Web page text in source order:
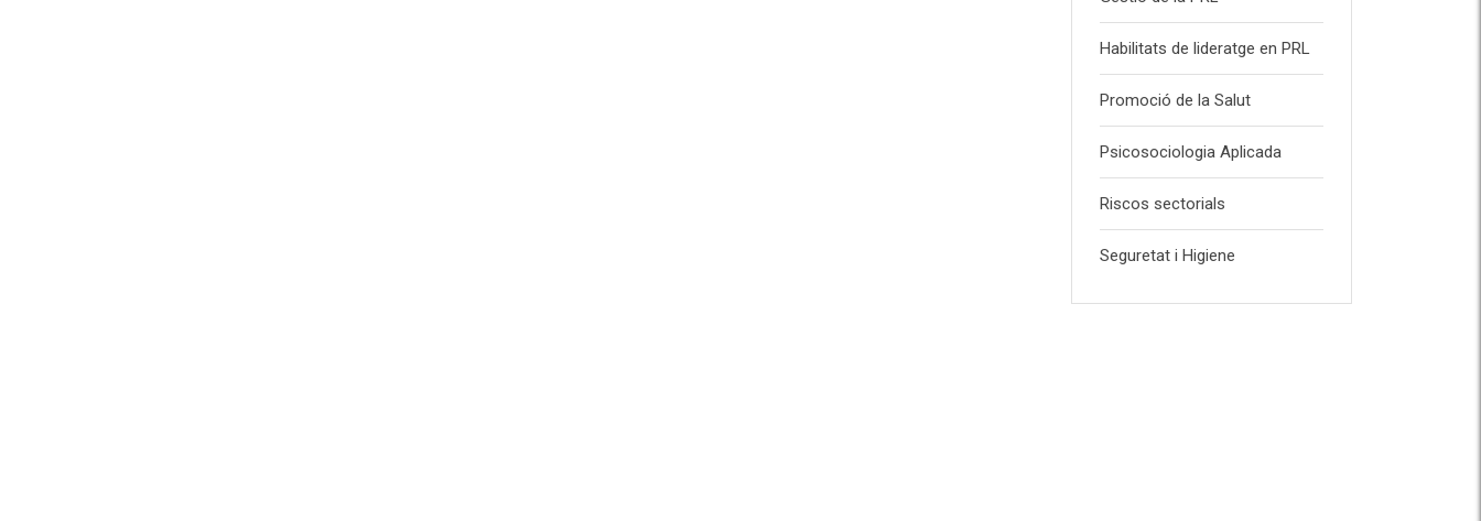
Habilitats de lideratge en PRL
Promoció de la Salut
Psicosociologia Aplicada
Riscos sectorials
Seguretat i Higiene